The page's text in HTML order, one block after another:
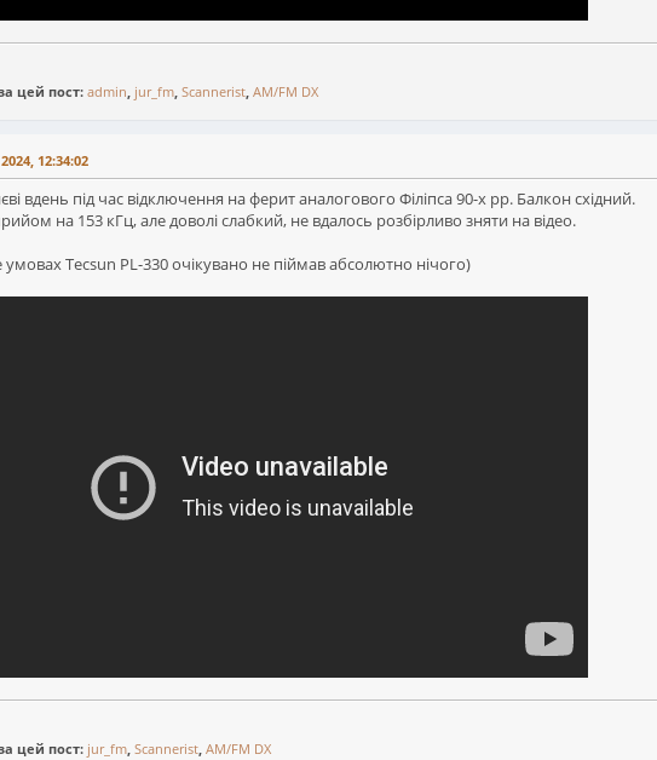
цей пост: admin, jur_fm, Scannerist, AM/FM DX
12:34:02
вдень під час відключення на ферит аналогового Філіпса 90-х рр. Балкон східний.
на 153 кГц, але доволі слабкий, не вдалось розбірливо зняти на відео.
умовах Tecsun PL-330 очікувано не піймав абсолютно нічого)
цей пост: jur_fm, Scannerist, AM/FM DX